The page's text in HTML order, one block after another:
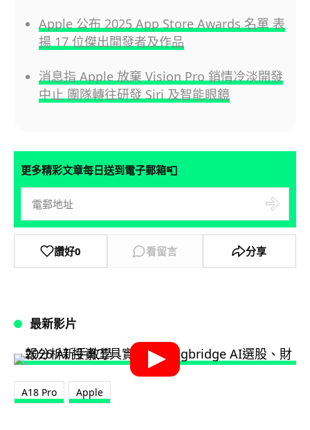
Apple 公布 2025 App Store Awards 名單 表
揚 17 位傑出開發者及作品
消息指 Apple 放棄 Vision Pro 銷情冷淡開發
中止 團隊轉往研發 Siri 及智能眼鏡
更多精彩文章每日送到電子郵箱📮
讚好0 看留言 分享
最新影片
A18 Pro Apple